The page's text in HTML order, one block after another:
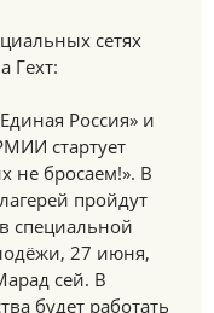
сетях
Гехт:
Россия» и
стартует
не бросаем!». В
пройдут
специальной
27 июня,
сей. В
будет работать